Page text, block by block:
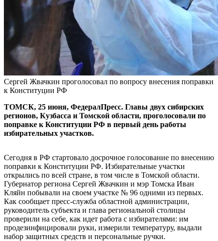
Сергей Жвачкин проголосовал по вопросу внесения поправки
к Конституции РФ
ТОМСК, 25 июня, ФедералПресс. Главы двух сибирских
регионов, Кузбасса и Томской области, проголосовали по
поправке к Конституции РФ в первый день работы
избирательных участков.
Сегодня в РФ стартовало досрочное голосование по внесению
поправки к Конституции РФ. Избирательные участки
открылись по всей стране, в том числе в Томской области.
Губернатор региона Сергей Жвачкин и мэр Томска Иван
Кляйн побывали на своем участке № 96 одними из первых.
Как сообщает пресс-служба областной администрации,
руководитель субъекта и глава региональной столицы
проверили на себе, как идет работа с избирателями: им
продезинфицировали руки, измерили температуру, выдали
набор защитных средств и персональные ручки.